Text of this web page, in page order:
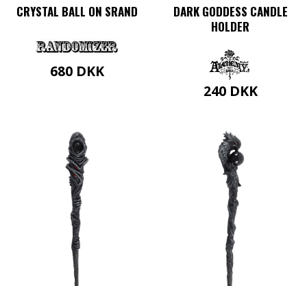
CRYSTAL BALL ON SRAND
680 DKK
DARK GODDESS CANDLE
HOLDER
240 DKK